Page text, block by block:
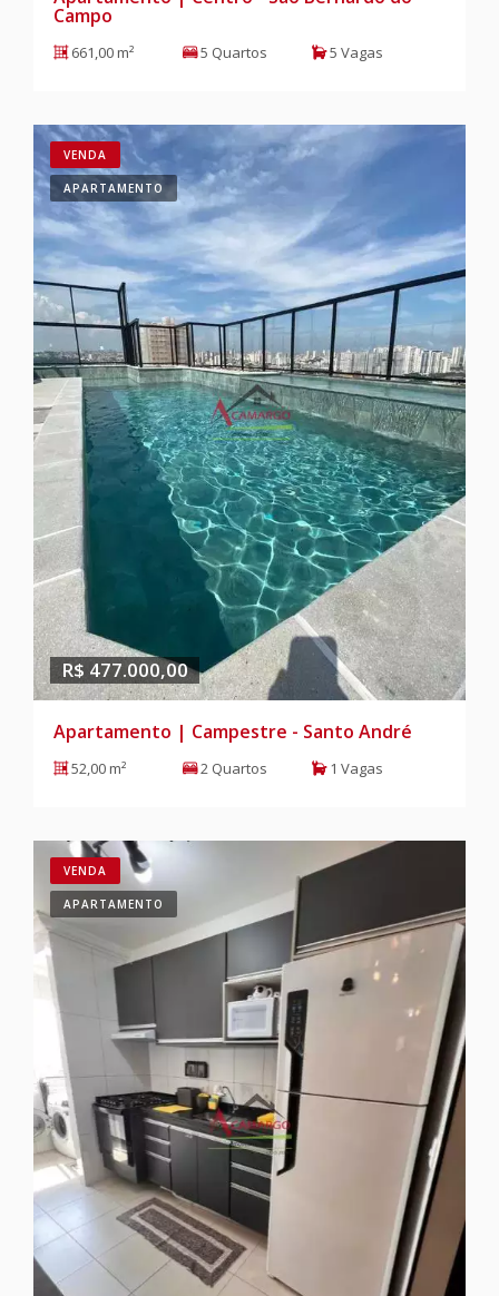
Campo
661,00 m² 5 Quartos 5 Vagas
VENDA
APARTAMENTO
R$ 477.000,00
Apartamento | Campestre - Santo André
52,00 m² 2 Quartos 1 Vagas
VENDA
APARTAMENTO